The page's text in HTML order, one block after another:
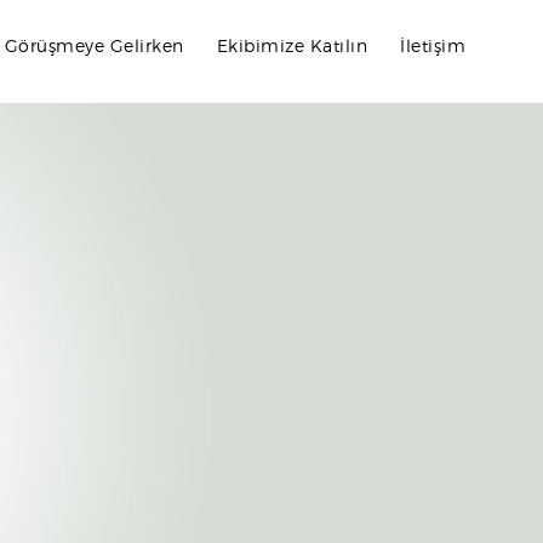
Gelirken Ekibimize Katılın İletişim